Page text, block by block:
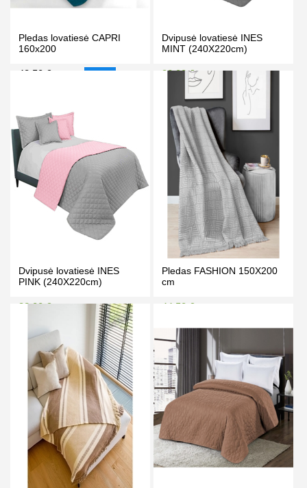
Pledas lovatiesė CAPRI
160x200
48.50 €
PIRKTI
Dvipusė lovatiesė INES
MINT (240X220cm)
32.00 €
Kaina prisijungus
35.00 €
PIRKTI
Dvipusė lovatiesė INES
PINK (240X220cm)
32.00 €
Kaina prisijungus
35.00 €
PIRKTI
Pledas FASHION 150X200
cm
44.50 €
Kaina prisijungus